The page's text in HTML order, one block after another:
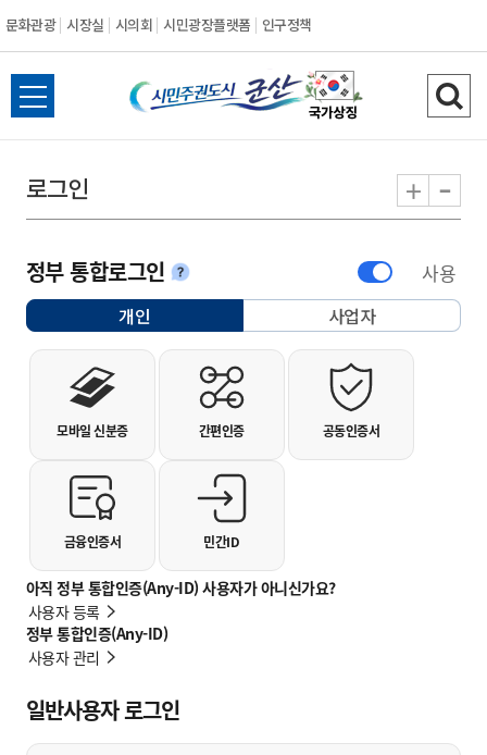
문화관광 시장실 시의회 시민광장플랫폼 인구정책
시민주권도시 군
전체메뉴 열기 검
로그인 + -
정부 통합로그인안내 사용
아직 정부 통합인증(Any-ID) 사용자가 아니신가요?
사용자 등록
정부 통합인증(Any-ID)
사용자 관리
개인선택됨 사업자
개인사용자 로그인
모바일 신분증 간편인증 공동인증서
금융인증서 민간ID
일반사용자 로그인